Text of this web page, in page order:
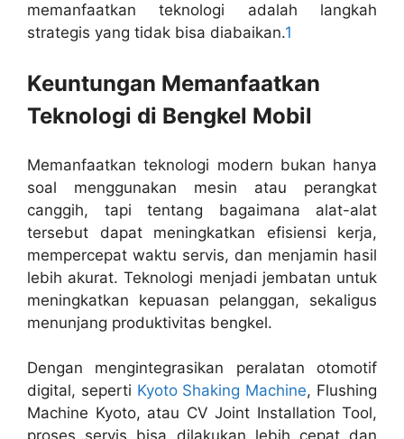
memanfaatkan teknologi adalah langkah
strategis yang tidak bisa diabaikan.1
Keuntungan Memanfaatkan
Teknologi di Bengkel Mobil
Memanfaatkan teknologi modern bukan hanya
soal menggunakan mesin atau perangkat
canggih, tapi tentang bagaimana alat-alat
tersebut dapat meningkatkan efisiensi kerja,
mempercepat waktu servis, dan menjamin hasil
lebih akurat. Teknologi menjadi jembatan untuk
meningkatkan kepuasan pelanggan, sekaligus
menunjang produktivitas bengkel.
Dengan mengintegrasikan peralatan otomotif
digital, seperti Kyoto Shaking Machine, Flushing
Machine Kyoto, atau CV Joint Installation Tool,